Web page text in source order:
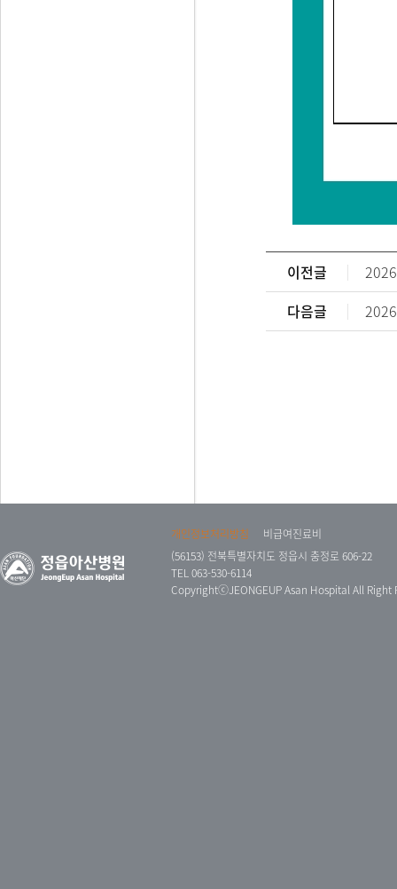
이전글
다음글
개인정보처리방침
비급여진료비
(56153) 전북특별자치도 정읍시 충정로 606-22
TEL 063-530-6114
CopyrightⓒJEONGEUP Asan Hospital All Right